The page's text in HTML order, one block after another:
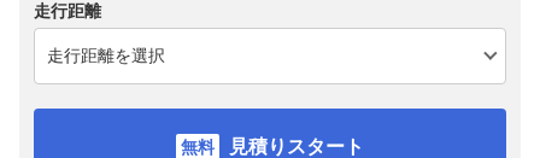
走行距離
見積りスタート